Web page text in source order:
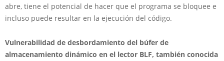
abre, tiene el potencial de hacer que el programa se bloquee e
incluso puede resultar en la ejecución del código.
Vulnerabilidad de desbordamiento del búfer de
almacenamiento dinámico en el lector BLF, también conocida